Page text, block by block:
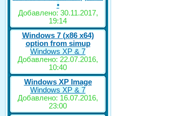
•
Добавлено: 30.11.2017,
19:14
Windows 7 (x86 x64)
option from simup
Windows XP & 7
Добавлено: 22.07.2016,
10:40
Windows XP Image
Windows XP & 7
Добавлено: 16.07.2016,
23:00